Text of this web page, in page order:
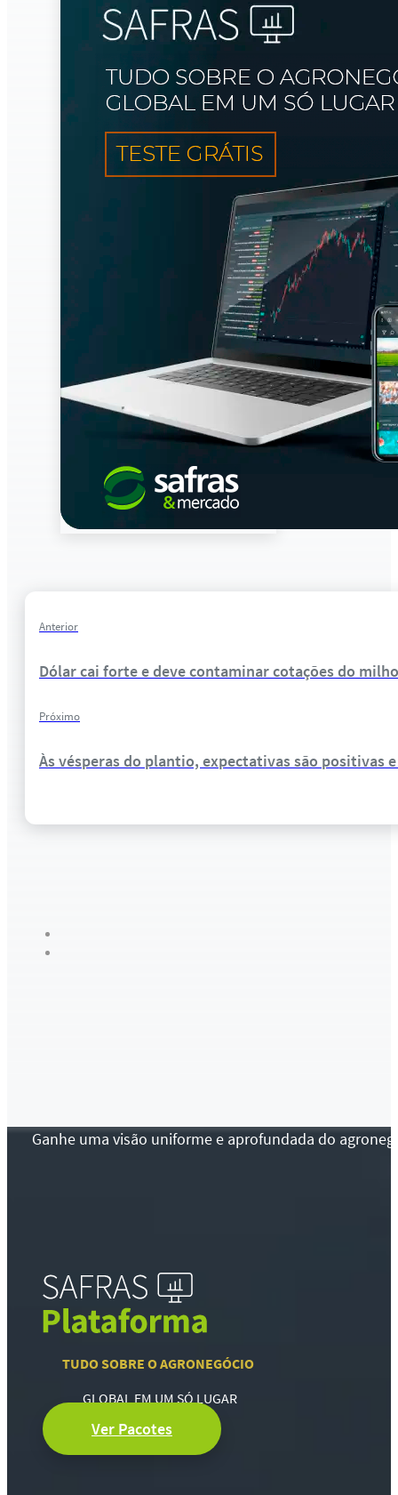
Anterior
Dólar cai forte e deve contaminar cotações do
Próximo
Às vésperas do plantio, expectativas são positivas
Ganhe uma visão uniforme e aprofundada do
TUDO SOBRE O AGRONEGÓCIO
GLOBAL EM UM SÓ LUGAR
Ver Pacotes